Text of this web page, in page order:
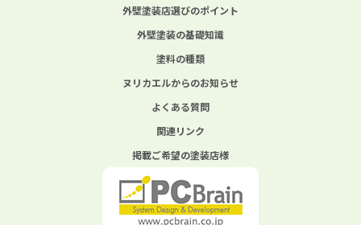
外壁塗装店選びのポイント
外壁塗装の基礎知識
塗料の種類
ヌリカエルからのお知らせ
よくある質問
関連リンク
掲載ご希望の塗装店様